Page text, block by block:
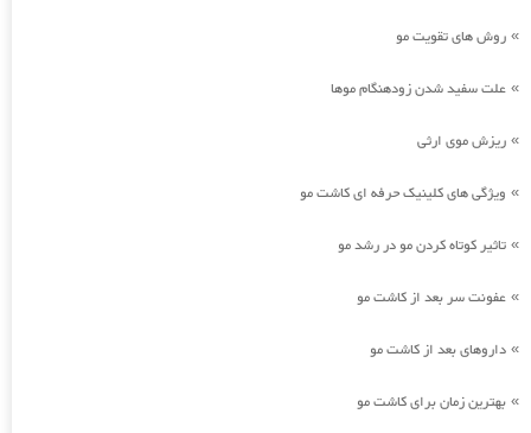
» روش های تقویت مو
» علت سفید شدن زودهنگام موها
» ریزش موی ارثی
» ویژگی های کلینیک حرفه ای کاشت مو
» تاثیر کوتاه کردن مو در رشد مو
» عفونت سر بعد از کاشت مو
» داروهای بعد از کاشت مو
» بهترین زمان برای کاشت مو